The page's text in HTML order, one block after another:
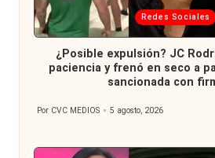
Publicada
en
Redes Sociales
¿Posible expulsión? JC
paciencia y frenó en seco a
sancionada con
Publicado
Por CVC MEDIOS 5 agosto, 2026